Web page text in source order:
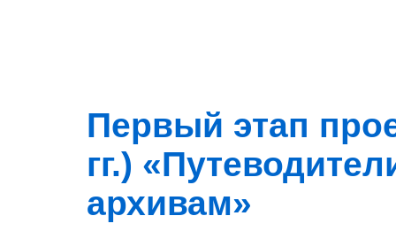
Первый этап
гг.)
архивам»